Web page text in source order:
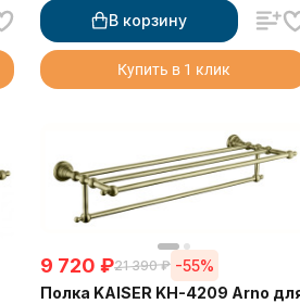
В корзину
Купить в 1 клик
9 720 ₽21 390 ₽ -55%
Полка KAISER KH-4209 Arno